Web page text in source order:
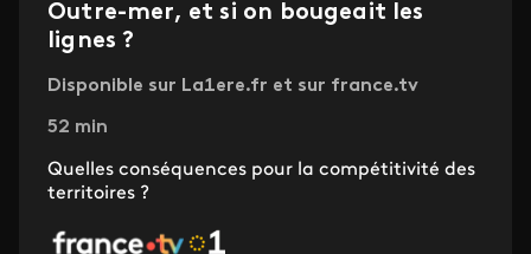
Outre-mer, et si on bougeait les
lignes ?
Disponible sur La1ere.fr et sur france.tv
52 min
Quelles conséquences pour la compétitivité des
territoires ?